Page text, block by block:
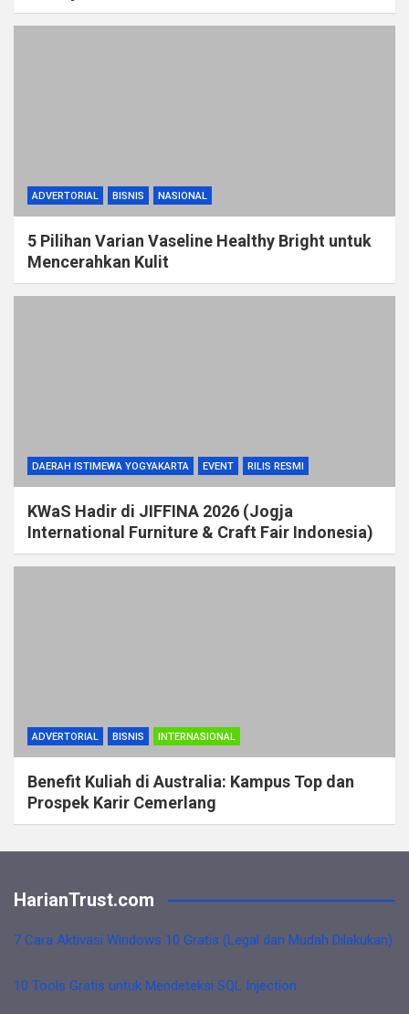
ADVERTORIAL BISNIS NASIONAL
5 Pilihan Varian Vaseline Healthy Bright untuk
Mencerahkan Kulit
DAERAH ISTIMEWA YOGYAKARTA EVENT RILIS RESMI
KWaS Hadir di JIFFINA 2026 (Jogja
International Furniture & Craft Fair Indonesia)
ADVERTORIAL BISNIS INTERNASIONAL
Benefit Kuliah di Australia: Kampus Top dan
Prospek Karir Cemerlang
HarianTrust.com
7 Cara Aktivasi Windows 10 Gratis (Legal dan Mudah Dilakukan)
10 Tools Gratis untuk Mendeteksi SQL Injection